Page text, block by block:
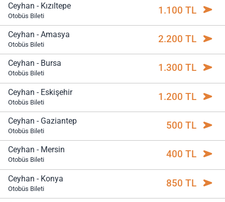
Ceyhan - Kızıltepe
Otobüs Bileti 1.100 TL
Ceyhan - Amasya
Otobüs Bileti 2.200 TL
Ceyhan - Bursa
Otobüs Bileti 1.300 TL
Ceyhan - Eskişehir
Otobüs Bileti 1.200 TL
Ceyhan - Gaziantep
Otobüs Bileti 500 TL
Ceyhan - Mersin
Otobüs Bileti 400 TL
Ceyhan - Konya
Otobüs Bileti 850 TL